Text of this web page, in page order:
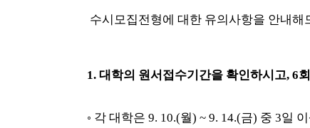
수시모집전형에 대한 유의사항을 안내
1. 대학의 원서접수기간을 확인하시고, 6
◦ 각 대학은 9. 10.(월) ~ 9. 14.(금) 중 3일